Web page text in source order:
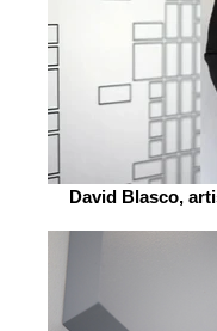
David Blasco,